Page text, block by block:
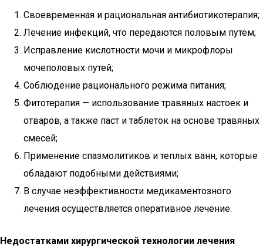
Своевременная и рациональная антибиотикотерапия;
Лечение инфекций, что передаются половым путем;
Исправление кислотности мочи и микрофлоры
мочеполовых путей;
Соблюдение рационального режима питания;
Фитотерапия — использование травяных настоек и
отваров, а также паст и таблеток на основе травяных
смесей;
Применение спазмолитиков и теплых ванн, которые
обладают подобными действиями;
В случае неэффективности медикаментозного
лечения осуществляется оперативное лечение.
Недостатками хирургической технологии лечения